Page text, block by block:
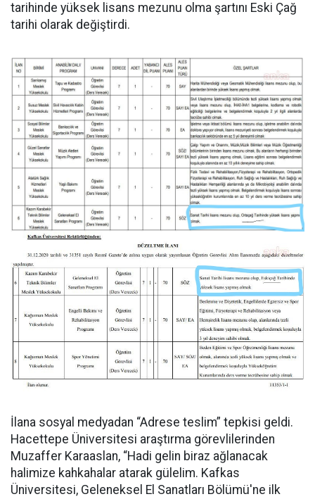
tarihinde yüksek lisans mezunu olma şartını Eski Çağ
tarihi olarak değiştirdi.
İlana sosyal medyadan “Adrese teslim” tepkisi geldi.
Hacettepe Üniversitesi araştırma görevlilerinden
Muzaffer Karaaslan, “Hadi gelin biraz ağlanacak
halimize kahkahalar atarak gülelim. Kafkas
Üniversitesi, Geleneksel El Sanatları Bölümü'ne ilk